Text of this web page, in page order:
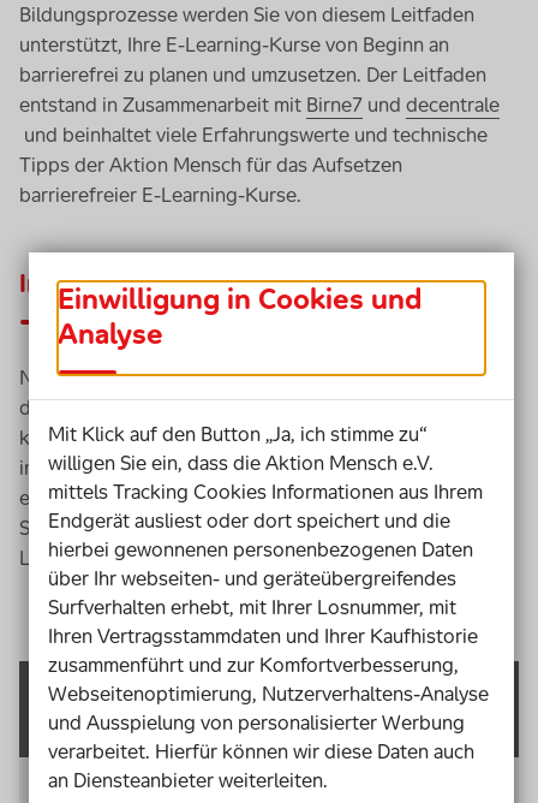
Bildungsprozesse werden Sie von diesem Leitfaden
unterstützt, Ihre E-Learning-Kurse von Beginn an
barrierefrei zu planen und umzusetzen. Der Leitfaden
entstand in Zusammenarbeit mit Birne7 und decentrale
und beinhaltet viele Erfahrungswerte und technische
Tipps der Aktion Mensch für das Aufsetzen
barrierefreier E-Learning-Kurse.
Inhalte des Leitfadens
Nachfolgend haben wir für Sie die wichtigsten Punkte
des Leitfadens aufgeführt. Unter dem jeweiligen Link
kommen Sie zur thematischen Ausführung des Themas
im Leitfaden selber. Außerdem bieten wie Ihnen
eineCheck liste zum ThemaE-Learningan, anhand derer
Sie die wichtigsten Punkte zur Barrierefreiheit Ihres
Learning Kurses überprüfen können.
Kapitel 1: Vorüberlegungen
Einführung in die Entwicklung eines digitalen
Einwilligung in Cookies und
Analyse
Mit Klick auf den Button „Ja, ich stimme zu“
willigen Sie ein, dass die Aktion Mensch e.V.
mittels Tracking Cookies Informationen aus Ihrem
Endgerät ausliest oder dort speichert und die
hierbei gewonnenen personenbezogenen Daten
über Ihr webseiten- und geräteübergreifendes
Surfverhalten erhebt, mit Ihrer Losnummer, mit
Ihren Vertragsstammdaten und Ihrer Kaufhistorie
zusammenführt und zur Komfortverbesserung,
Webseitenoptimierung, Nutzerverhaltens-Analyse
und Ausspielung von personalisierter Werbung
verarbeitet. Hierfür können wir diese Daten auch
an Diensteanbieter weiterleiten.